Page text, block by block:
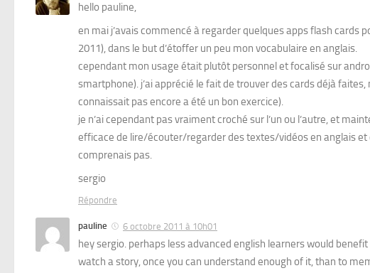
hello pauline,
en mai j’avais commencé à regarder quelques apps flash cards
2011), dans le but d’étoffer un peu mon vocabulaire en anglais.
cependant mon usage était plutôt personnel et focalisé sur
smartphone). j’ai apprécié le fait de trouver des cards déjà
connaissait pas encore a été un bon exercice).
je n’ai cependant pas vraiment croché sur l’un ou l’autre, et
efficace de lire/écouter/regarder des textes/vidéos en anglais
comprenais pas.
sergio
Répondre
pauline 6 octobre 2011 à 10h01
hey sergio. perhaps less advanced english learners would
watch a story, once you can understand enough of it, than to